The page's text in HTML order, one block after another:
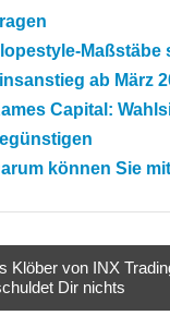
Maßstäbe
ab März
Capital:
können Sie
Klöber von INX
Dir nichts